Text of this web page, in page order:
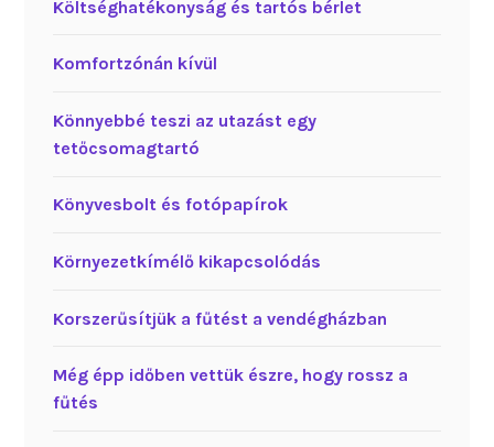
Költséghatékonyság és tartós bérlet
Komfortzónán kívül
Könnyebbé teszi az utazást egy
tetőcsomagtartó
Könyvesbolt és fotópapírok
Környezetkímélő kikapcsolódás
Korszerűsítjük a fűtést a vendégházban
Még épp időben vettük észre, hogy rossz a
fűtés